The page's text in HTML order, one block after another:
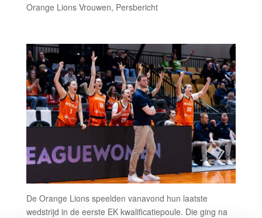
Orange Lions Vrouwen, Persbericht
De Orange Lions speelden vanavond hun laatste
wedstrijd in de eerste EK kwalificatiepoule. Die ging na